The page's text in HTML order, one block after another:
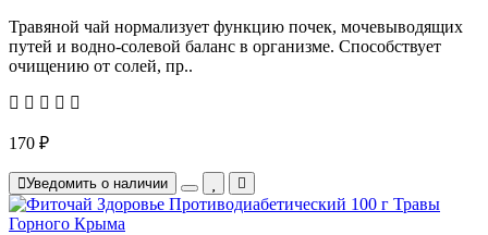
Травяной чай нормализует функцию почек, мочевыводящих
путей и водно-солевой баланс в организме. Способствует
очищению от солей, пр..
170 ₽
Уведомить о наличии